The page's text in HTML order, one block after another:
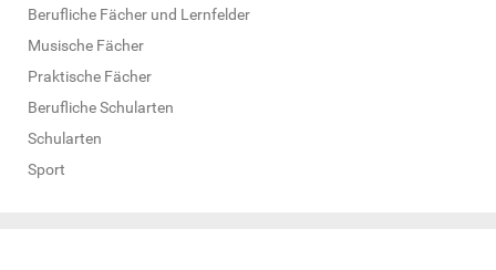
Berufliche Fächer und Lernfelder
Musische Fächer
Praktische Fächer
Berufliche Schularten
Schularten
Sport